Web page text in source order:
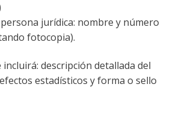
jurídica: nombre y número
fotocopia).
incluirá: descripción detallada del
estadísticos y forma o sello